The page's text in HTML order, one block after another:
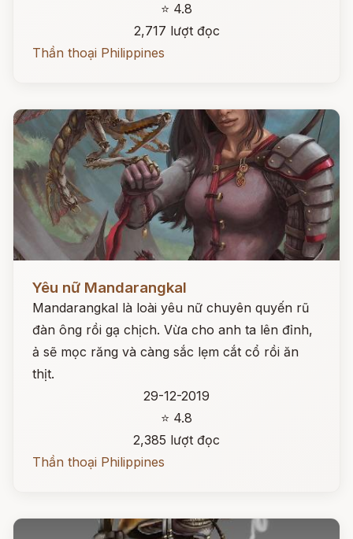
⭐ 4.8
2,717 lượt đọc
Thần thoại Philippines
Yêu nữ Mandarangkal
Mandarangkal là loài yêu nữ chuyên quyến rũ
đàn ông rồi gạ chịch. Vừa cho anh ta lên đỉnh,
ả sẽ mọc răng và càng sắc lẹm cắt cổ rồi ăn
thịt.
29-12-2019
⭐ 4.8
2,385 lượt đọc
Thần thoại Philippines